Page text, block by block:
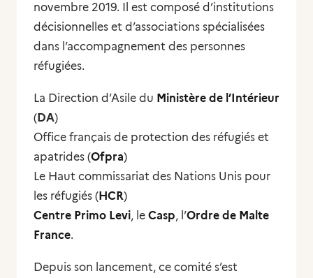
novembre 2019. Il est composé d’institutions
décisionnelles et d’associations spécialisées
dans l’accompagnement des personnes
réfugiées.
La Direction d’Asile du Ministère de l’Intérieur
(DA)
Office français de protection des réfugiés et
apatrides (Ofpra)
Le Haut commissariat des Nations Unis pour
les réfugiés (HCR)
Centre Primo Levi, le Casp, l’Ordre de Malte
France.
Depuis son lancement, ce comité s’est